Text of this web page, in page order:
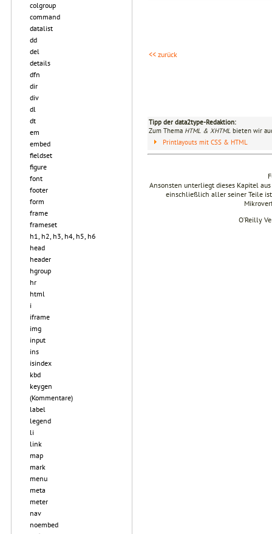
colgroup
command
datalist
dd
del
details
dfn
dir
div
dl
dt
em
embed
fieldset
figure
font
footer
form
frame
frameset
h1, h2, h3, h4, h5, h6
head
header
hgroup
hr
html
i
iframe
img
input
ins
isindex
kbd
keygen
(Kommentare)
label
legend
li
link
map
mark
menu
meta
meter
nav
noembed
<< zurück
Tipp der data2type-Redaktion:
Zum Thema HTML & XHTML bieten wir
Printlayouts mit CSS & HTML
Ansonsten unterliegt dieses Kapitel
einschließlich aller seiner Teile
O’Reilly